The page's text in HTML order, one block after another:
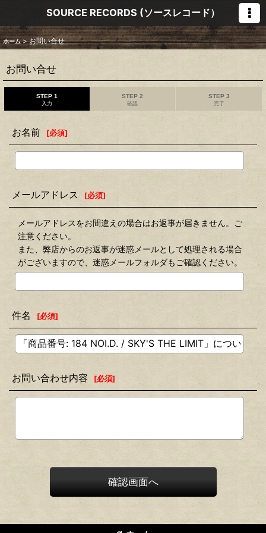
SOURCE RECORDS (ソースレコード）
ホーム > お問い合せ
お問い合せ
STEP 1
入力
STEP 2
確認
STEP 3
完了
お名前 [必須]
メールアドレス [必須]
メールアドレスをお間違えの場合はお返事が届きません。ご
注意ください。
また、弊店からのお返事が迷惑メールとして処理される場合
がございますので、迷惑メールフォルダもご確認ください。
件名 [必須]
お問い合わせ内容 [必須]
確認画面へ